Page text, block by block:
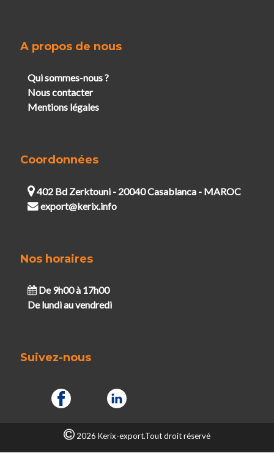
A propos de nous
Qui sommes-nous ?
Nous contacter
Mentions légales
Coordonnées
402 Bd Zerktouni - 20040 Casablanca - MAROC
export@kerix.info
Nos horaires
De 9h00 à 17h00
De lundi au vendredi
Suivez-nous
2026 Kerix-export.Tout droit réservé